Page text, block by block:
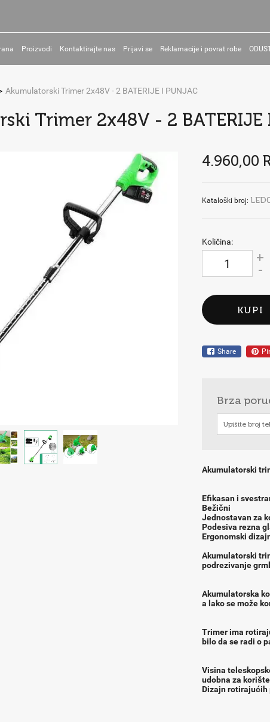
Proizvodi Kontaktirajte nas Prijavi se Reklamacije i povrat robe
Akumulatorski Trimer 2x48V - 2 BATERIJE I PUNJAC
Trimer 2x48V - 2 BATERIJE
4.960,00
Kataloški broj:
Količina:
+
-
KUPI
Share
Brza
Akumulatorski
Efikasan i
Bežični
Jednostavan za
Podesiva rezna
Ergonomski
Akumulatorski
podrezivanje
Akumulatorska
a lako se može
Trimer ima
bilo da se radi o
Visina
udobna za
Dizajn rotirajućih